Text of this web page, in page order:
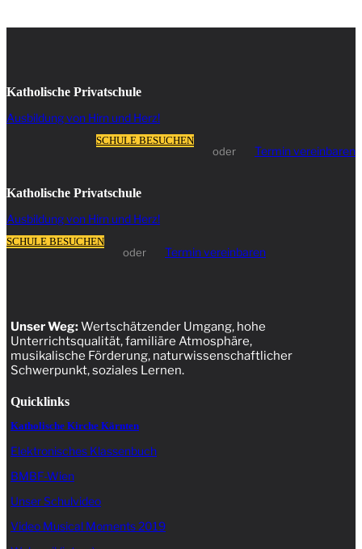
Katholische Privatschule
Ausbildung von Hirn und Herz!
Termin vereinbaren
oder
SCHULE BESUCHEN
Katholische Privatschule
Ausbildung von Hirn und Herz!
SCHULE BESUCHEN
oder Termin vereinbaren
Unser Weg: Wertschätzender Umgang, hohe
Unterrichtsqualität, familiäre Atmosphäre,
musikalische Förderung, naturwissenschaftlicher
Schwerpunkt, soziales Lernen.
Quicklinks
Katholische Kirche Kärnten
Elektronisches Klassenbuch
BMBF-Wien
Unser Schulvideo
Video Musical Moments 2019